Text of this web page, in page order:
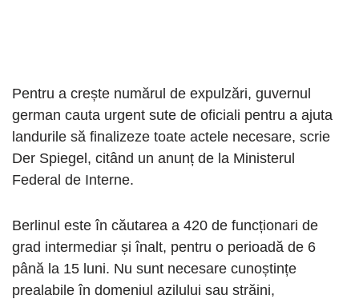
Pentru a crește numărul de expulzări, guvernul
german cauta urgent sute de oficiali pentru a ajuta
landurile să finalizeze toate actele necesare, scrie
Der Spiegel, citând un anunț de la Ministerul
Federal de Interne.
Berlinul este în căutarea a 420 de funcționari de
grad intermediar și înalt, pentru o perioadă de 6
până la 15 luni. Nu sunt necesare cunoștințe
prealabile în domeniul azilului sau străini,